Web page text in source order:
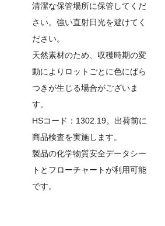
清潔な保管場所に保管してくだ
さい。強い直射日光を避けてく
ださい。
天然素材のため、収穫時期の変
動によりロットごとに色にばら
つきが生じる場合がございま
す。
HSコード：1302.19。出荷前に
商品検査を実施します。
製品の化学物質安全データシー
トとフローチャートが利用可能
です。